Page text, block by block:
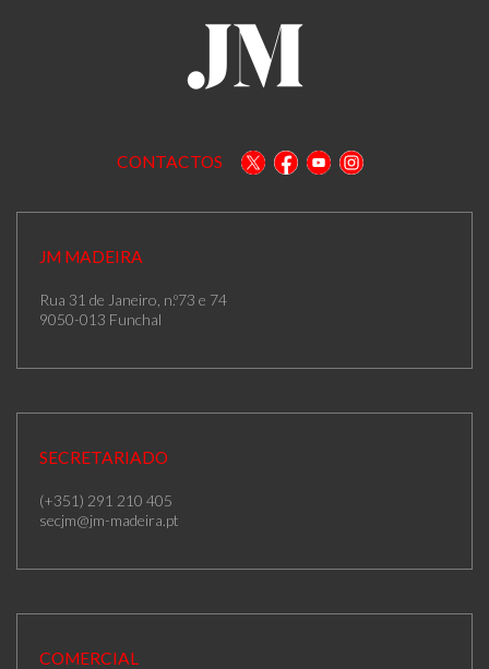
CONTACTOS
JM MADEIRA
Rua 31 de Janeiro, n.º73 e 74
9050-013 Funchal
SECRETARIADO
(+351) 291 210 405
secjm@jm-madeira.pt
COMERCIAL